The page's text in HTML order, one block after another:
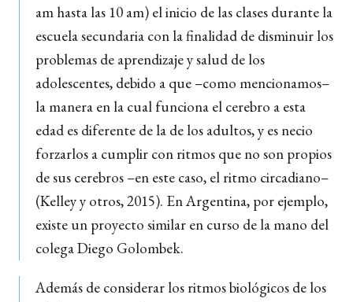
am hasta las 10 am) el inicio de las clases durante la
escuela secundaria con la finalidad de disminuir los
problemas de aprendizaje y salud de los
adolescentes, debido a que –como mencionamos–
la manera en la cual funciona el cerebro a esta
edad es diferente de la de los adultos,y es necio
forzarlos a cumplir con ritmos que no son propios
de sus cerebros –en este caso, el ritmo circadiano–
(Kelley y otros, 2015). En Argentina, por ejemplo,
existe un proyecto similar en curso de la mano del
colega Diego Golombek.
Además de considerar los ritmos biológicos de los